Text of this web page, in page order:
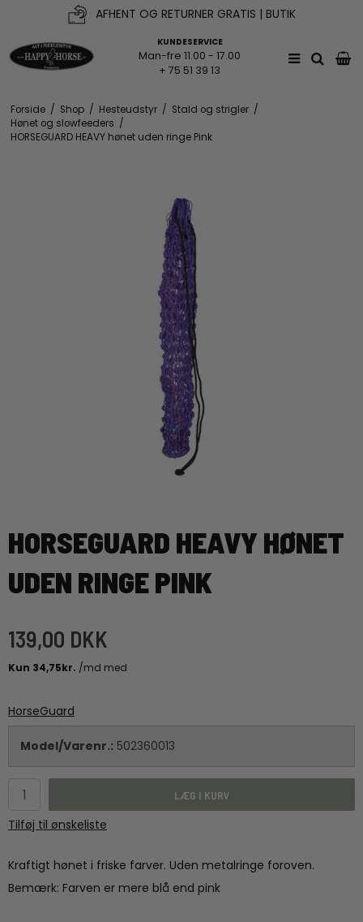
AFHENT OG RETURNER GRATIS | BUTIK
KUNDESERVICE
Man-fre 11.00 - 17.00
+ 75 51 39 13
Forside / Shop / Hesteudstyr / Stald og strigler /
Hønet og slowfeeders /
HORSEGUARD HEAVY hønet uden ringe Pink
HORSEGUARD HEAVY HØNET
UDEN RINGE PINK
139,00 DKK
HorseGuard
Model/Varenr.: 502360013
LÆG I KURV
Tilføj til ønskeliste
Kraftigt hønet i friske farver. Uden metalringe foroven.
Bemærk: Farven er mere blå end pink